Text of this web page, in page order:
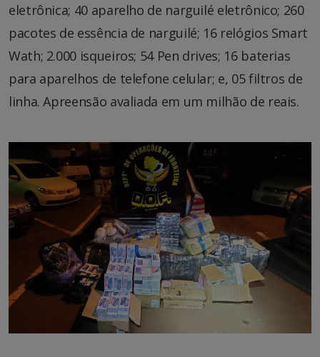
eletrônica; 40 aparelho de narguilé eletrônico; 260
pacotes de essência de narguilé; 16 relógios Smart
Wath; 2.000 isqueiros; 54 Pen drives; 16 baterias
para aparelhos de telefone celular; e, 05 filtros de
linha. Apreensão avaliada em um milhão de reais.